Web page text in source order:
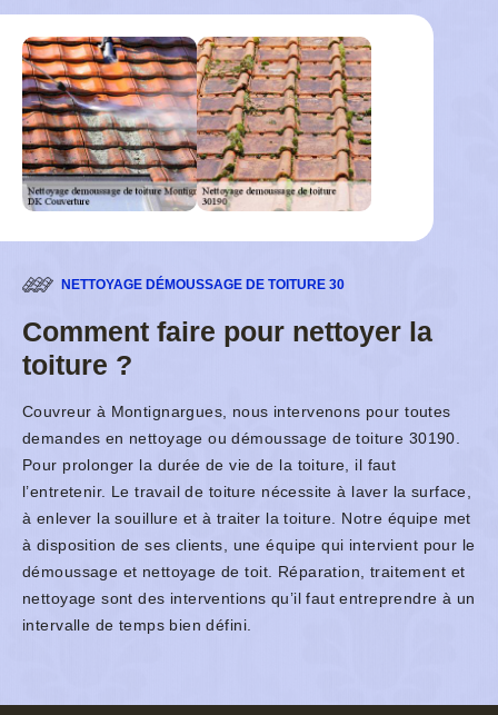
NETTOYAGE DÉMOUSSAGE DE TOITURE 30
Comment faire pour nettoyer la
toiture ?
Couvreur à Montignargues, nous intervenons pour toutes
demandes en nettoyage ou démoussage de toiture 30190.
Pour prolonger la durée de vie de la toiture, il faut
l’entretenir. Le travail de toiture nécessite à laver la surface,
à enlever la souillure et à traiter la toiture. Notre équipe met
à disposition de ses clients, une équipe qui intervient pour le
démoussage et nettoyage de toit. Réparation, traitement et
nettoyage sont des interventions qu’il faut entreprendre à un
intervalle de temps bien défini.